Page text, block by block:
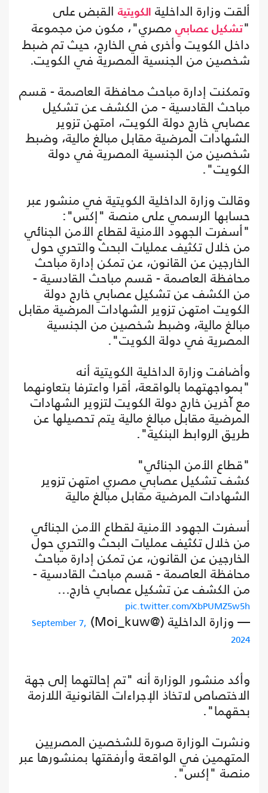
ألقت وزارة الداخلية الكويتية القبض على
"تشكيل عصابي مصري"، مكون من مجموعة
داخل الكويت وأخرى في الخارج، حيث تم ضبط
شخصين من الجنسية المصرية في الكويت.
وتمكنت إدارة مباحث محافظة العاصمة - قسم
مباحث القادسية - من الكشف عن تشكيل
عصابي خارج دولة الكويت، امتهن تزوير
الشهادات المرضية مقابل مبالغ مالية، وضبط
شخصين من الجنسية المصرية في دولة
الكويت".
وقالت وزارة الداخلية الكويتية في منشور عبر
حسابها الرسمي على منصة "إكس":
"أسفرت الجهود الأمنية لقطاع الأمن الجنائي
من خلال تكثيف عمليات البحث والتحري حول
الخارجين عن القانون، عن تمكن إدارة مباحث
محافظة العاصمة - قسم مباحث القادسية -
من الكشف عن تشكيل عصابي خارج دولة
الكويت امتهن تزوير الشهادات المرضية مقابل
مبالغ مالية، وضبط شخصين من الجنسية
المصرية في دولة الكويت".
وأضافت وزارة الداخلية الكويتية أنه
"بمواجهتهما بالواقعة، أقرا واعترفا بتعاونهما
مع آخرين خارج دولة الكويت لتزوير الشهادات
المرضية مقابل مبالغ مالية يتم تحصيلها عن
طريق الروابط البنكية".
"قطاع الأمن الجنائي"
كشف تشكيل عصابي مصري امتهن تزوير
الشهادات المرضية مقابل مبالغ مالية
أسفرت الجهود الأمنية لقطاع الأمن الجنائي
من خلال تكثيف عمليات البحث والتحري حول
الخارجين عن القانون، عن تمكن إدارة مباحث
محافظة العاصمة - قسم مباحث القادسية -
من الكشف عن تشكيل عصابي خارج…
pic.twitter.com/XbPUMZ5w5h
— وزارة الداخلية (@Moi_kuw)
September 7,
2024
وأكد منشور الوزارة أنه "تم إحالتهما إلى جهة
الاختصاص لاتخاذ الإجراءات القانونية اللازمة
بحقهما".
ونشرت الوزارة صورة للشخصين المصريين
المتهمين في الواقعة وأرفقتها بمنشورها عبر
منصة "إكس".